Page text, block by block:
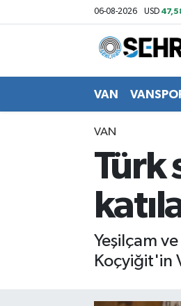
06-08-2026 USD
VAN
VAN
Türk
Yeşilçam
Koçyiğit'in
Van Nöbetçi Eczaneler
Van Hava Durumu
Van Trafik Yoğunluk
Süper Lig Puan Durumu
Son Dakika Haberleri
Haber Arşivi